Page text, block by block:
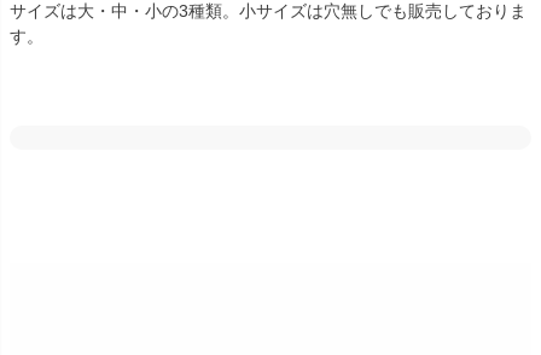
サイズは大・中・小の3種類。小サイズは穴無しでも販売しておりま
す。